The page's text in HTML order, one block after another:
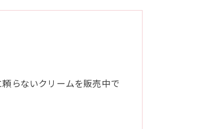
らないクリームを販売中で